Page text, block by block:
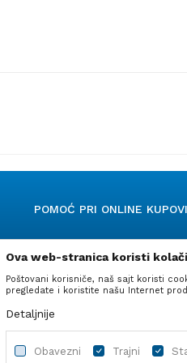
POMOĆ PRI ONLINE
precizniji u opisu proizvoda,
Svi artikli prikazani na sajtu su deo
Ova web-stranica koristi
Poštovani korisniče, naš sajt koristi
pregledate i koristite našu Internet
Detaljnije
Obavezni Trajni